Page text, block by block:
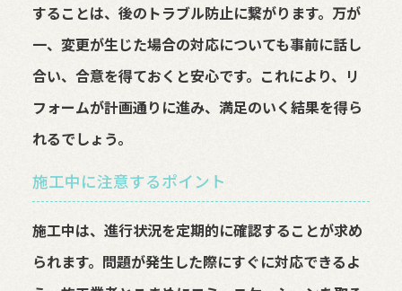
することは、後のトラブル防止に繋がります。万が
一、変更が生じた場合の対応についても事前に話し
合い、合意を得ておくと安心です。これにより、リ
フォームが計画通りに進み、満足のいく結果を得ら
れるでしょう。
施工中に注意するポイント
施工中は、進行状況を定期的に確認することが求め
られます。問題が発生した際にすぐに対応できるよ